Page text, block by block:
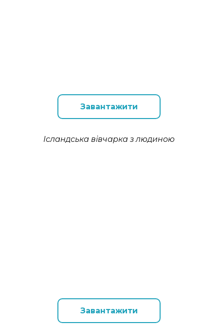
Завантажити
Ісландська вівчарка з людиною
Завантажити